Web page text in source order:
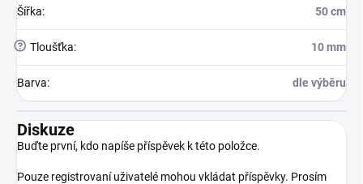
Šířka: 50 cm
? Tloušťka: 10 mm
Barva: dle výběru
Diskuze
Buďte první, kdo napíše příspěvek k této položce.
Pouze registrovaní uživatelé mohou vkládat příspěvky. Prosím